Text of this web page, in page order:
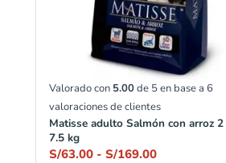
Valorado con 5.00de 5 en base a 6
valoraciones de clientes
Matisse adulto Salmón con arroz
7.5 kg
S/63.00 - S/169.00